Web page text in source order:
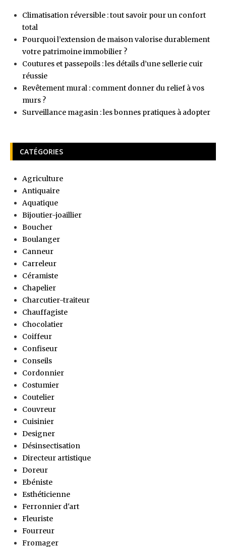
Climatisation réversible : tout savoir pour un confort
total
Pourquoi l’extension de maison valorise durablement
votre patrimoine immobilier ?
Coutures et passepoils : les détails d’une sellerie cuir
réussie
Revêtement mural : comment donner du relief à vos
murs ?
Surveillance magasin : les bonnes pratiques à adopter
CATÉGORIES
Agriculture
Antiquaire
Aquatique
Bijoutier-joaillier
Boucher
Boulanger
Canneur
Carreleur
Céramiste
Chapelier
Charcutier-traiteur
Chauffagiste
Chocolatier
Coiffeur
Confiseur
Conseils
Cordonnier
Costumier
Coutelier
Couvreur
Cuisinier
Designer
Désinsectisation
Directeur artistique
Doreur
Ebéniste
Esthéticienne
Ferronnier d'art
Fleuriste
Fourreur
Fromager